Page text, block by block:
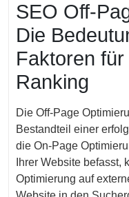
SEO Off-
Die
Faktoren
Ranking
Die Off-Page
Bestandteil einer
die On-Page
Ihrer Website befasst,
Optimierung auf